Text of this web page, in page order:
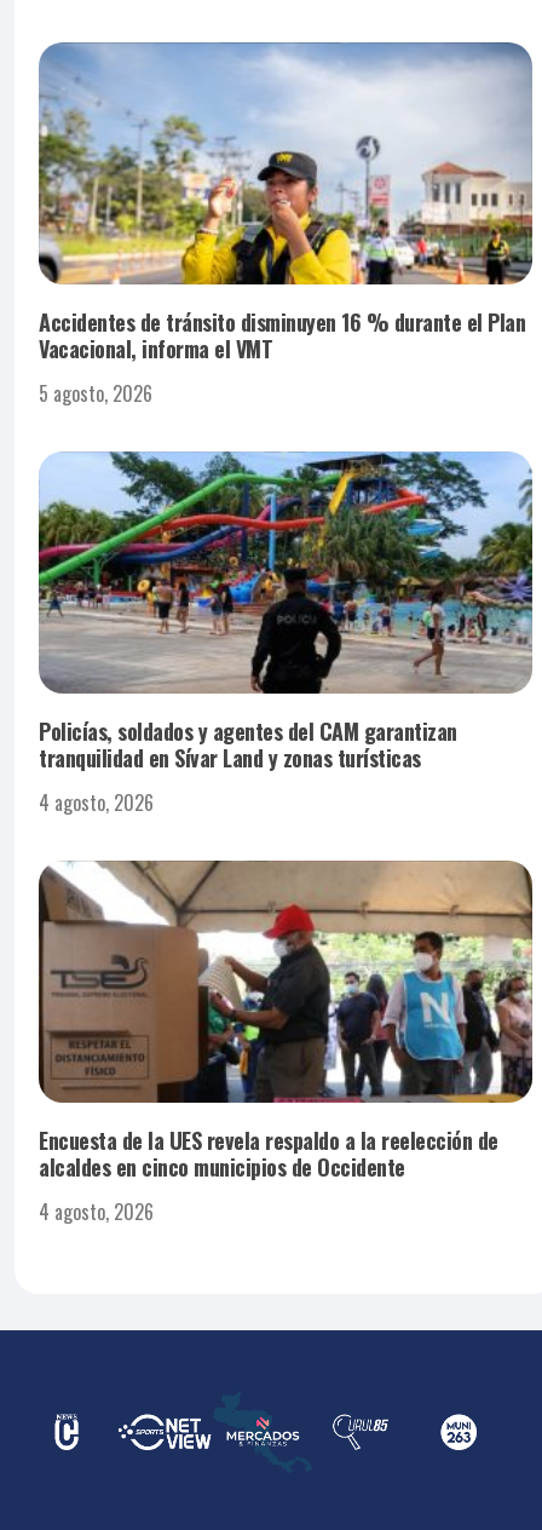
Accidentes de tránsito disminuyen 16 % durante el Plan
Vacacional, informa el VMT
5 agosto, 2026
Policías, soldados y agentes del CAM garantizan
tranquilidad en Sívar Land y zonas turísticas
4 agosto, 2026
Encuesta de la UES revela respaldo a la reelección de
alcaldes en cinco municipios de Occidente
4 agosto, 2026